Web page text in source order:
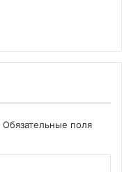
Обязательные поля